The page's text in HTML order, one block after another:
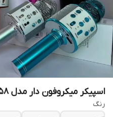
اسپیکر میکروفون دار مدل WS-858
رنگ